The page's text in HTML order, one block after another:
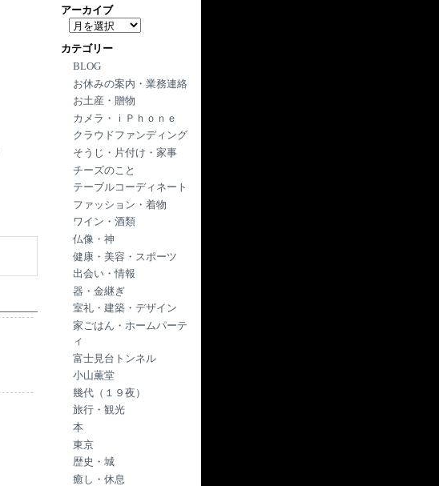
アーカイブ
ア
カ
イ
ブ
カテゴリー
BLOG
お休みの案内・業務連絡
お土産・贈物
カメラ・ｉＰｈｏｎｅ
クラウドファンディング
そうじ・片付け・家事
チーズのこと
テーブルコーディネート
ファッション・着物
ワイン・酒類
仏像・神
健康・美容・スポーツ
出会い・情報
器・金継ぎ
室礼・建築・デザイン
家ごはん・ホームパーテ
ィ
富士見台トンネル
小山薫堂
幾代（１９夜）
旅行・観光
本
東京
歴史・城
癒し・休息